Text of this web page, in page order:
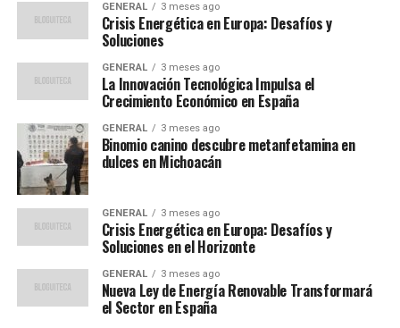
de las empresas en España han implementado alguna
forma de IA en sus operaciones diarias.
“La IA está
redefiniendo la forma en que trabajamos”,
profesor Juan Pérez, experto en economía digital.
Oportunidades en el Horizonte
A pesar de los desafíos, la IA también presenta
oportunidades significativas. Se espera que la demanda
de profesionales con habilidades en ciencia de datos,
ciberseguridad y desarrollo de software aumente
considerablemente. El gobierno español ha lanzado
varias iniciativas para fomentar la educación en estas
áreas, con el objetivo de preparar a la fuerza laboral
para el futuro.
GENERAL 3 meses ago
Crisis Energética en Europa: Desafíos y
Soluciones
GENERAL 3 meses ago
La Innovación Tecnológica Impulsa el
Crecimiento Económico en España
GENERAL 3 meses ago
Binomio canino descubre metanfetamina en
dulces en Michoacán
GENERAL 3 meses ago
Crisis Energética en Europa: Desafíos y
Soluciones en el Horizonte
GENERAL 3 meses ago
Nueva Ley de Energía Renovable Transformará
el Sector en España